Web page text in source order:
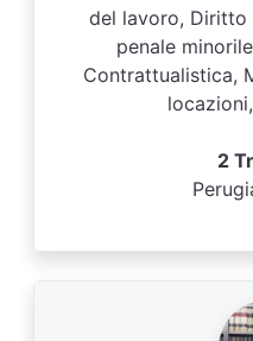
del lavoro,
penale
Contrattualistica,
2